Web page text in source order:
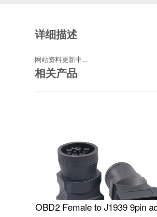
详细描述
网站资料更新中...
相关产品